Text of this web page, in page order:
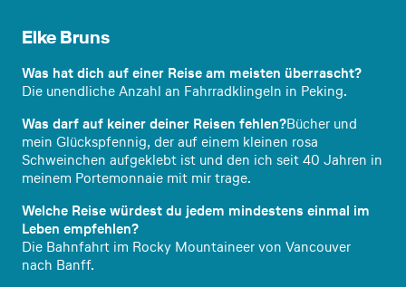
Elke Bruns
Was hat dich auf einer Reise am meisten überrascht?
Die unendliche Anzahl an Fahrradklingeln in Peking.
Was darf auf keiner deiner Reisen fehlen?Bücher und
mein Glückspfennig, der auf einem kleinen rosa
Schweinchen aufgeklebt ist und den ich seit 40 Jahren in
meinem Portemonnaie mit mir trage.
Welche Reise würdest du jedem mindestens einmal im
Leben empfehlen?
Die Bahnfahrt im Rocky Mountaineer von Vancouver
nach Banff.